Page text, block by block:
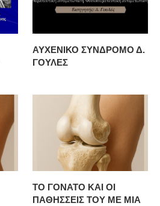
ΑΥΧΕΝΙΚΟ ΣΥΝΔΡΟΜΟ Δ.
ΓΟΥΛΕΣ
ΤΟ ΓΟΝΑΤΟ ΚΑΙ ΟΙ
ΠΑΘΗΣΣΕΙΣ ΤΟΥ ΜΕ ΜΙΑ